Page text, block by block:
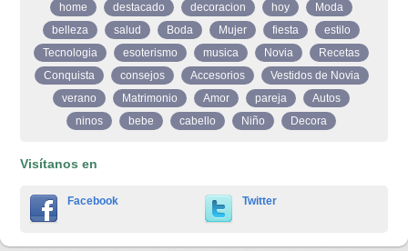
home destacado decoracion hoy
Moda
belleza
salud Boda Mujer fiesta
estilo
Tecnologia
esoterismo musica Novia
Recetas
Conquista
consejos Accesorios
Vestidos de Novia
verano
Matrimonio Amor pareja
Autos
ninos
bebe cabello Niño Decora
Visítanos en
Facebook Twitter